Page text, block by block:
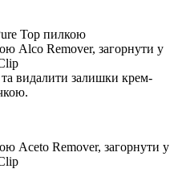
Top пилкою
Alco Remover, загорнути у
видалити залишки крем-
Aceto Remover, загорнути у